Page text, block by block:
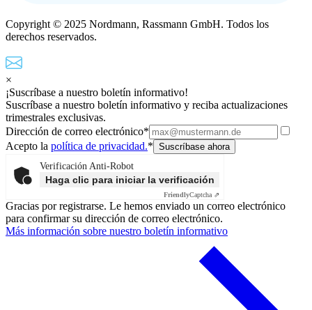
Copyright © 2025 Nordmann, Rassmann GmbH. Todos los
derechos reservados.
×
¡Suscríbase a nuestro boletín informativo!
Suscríbase a nuestro boletín informativo y reciba actualizaciones
trimestrales exclusivas.
Dirección de correo electrónico*
Acepto la política de privacidad.*
Verificación Anti-Robot
Haga clic para iniciar la verificación
FriendlyCaptcha ⇗
Gracias por registrarse. Le hemos enviado un correo electrónico
para confirmar su dirección de correo electrónico.
Más información sobre nuestro boletín informativo